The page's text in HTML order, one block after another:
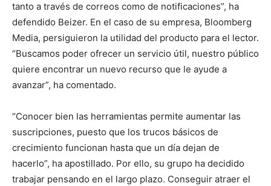
tanto a través de correos como de notificaciones”, ha
defendido Beizer. En el caso de su empresa, Bloomberg
Media, persiguieron la utilidad del producto para el lector.
“Buscamos poder ofrecer un servicio útil, nuestro público
quiere encontrar un nuevo recurso que le ayude a
avanzar”, ha comentado.
“Conocer bien las herramientas permite aumentar las
suscripciones, puesto que los trucos básicos de
crecimiento funcionan hasta que un día dejan de
hacerlo”, ha apostillado. Por ello, su grupo ha decidido
trabajar pensando en el largo plazo. Conseguir atraer el